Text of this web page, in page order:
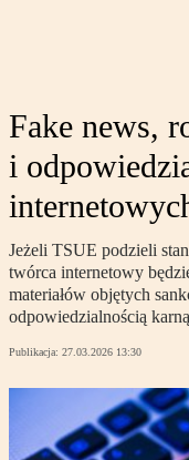
Fake news,
i
Jeżeli TSUE podzieli
twórca internetowy
materiałów objętych
odpowiedzialnością
Publikacja: 27.03.2026 13:30